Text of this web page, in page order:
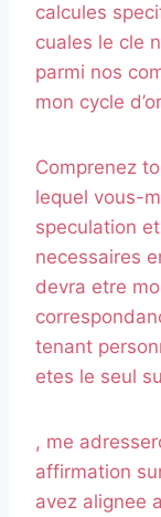
calcules
cuales le cle
parmi nos
mon cycle
Comprenez
lequel vous-
speculation
necessaires
devra etre
tenant
etes le seul
, me
affirmation
avez alignee